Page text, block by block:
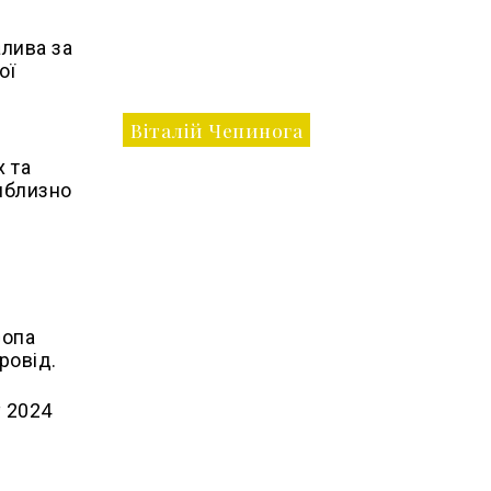
за
та
2024
Віталій Чепинога